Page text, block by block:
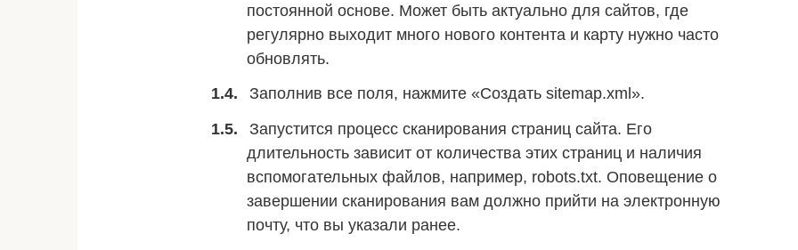
постоянной основе. Может быть актуально для сайтов, где
регулярно выходит много нового контента и карту нужно часто
обновлять.
Заполнив все поля, нажмите «Создать sitemap.xml».
Запустится процесс сканирования страниц сайта. Его
длительность зависит от количества этих страниц и наличия
вспомогательных файлов, например, robots.txt. Оповещение о
завершении сканирования вам должно прийти на электронную
почту, что вы указали ранее.